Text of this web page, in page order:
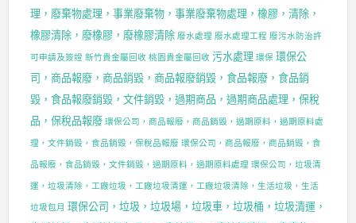
理，廢棄物處理，事業廢棄物，事業廢棄物處理，橡膠，清除，
橡膠清除，廢橡膠，廢橡膠清除 廢水處理 廢水處理工程 廢污水防治許
可申請及簽證 新竹貴金屬回收 桃園貴金屬回收 污水處理 環保 環保公
司，商品報廢，商品銷毀，商品報廢銷毀，食品報廢，食品銷
毀，食品報廢銷毀，文件銷毀，過期商品，過期商品處理，保稅
品，保稅品報廢 環保公司，商品報廢，商品銷毀，過期原料，過期原料處
理，文件銷毀，食品銷毀，保稅品報廢 環保公司，商品報廢，商品銷毀，食
品報廢，食品銷毀，文件銷毀，過期原料，過期原料處理 環保公司，垃圾清
運，垃圾清除，工廠垃圾，工廠垃圾清運，工廠垃圾清除，生活垃圾，生活
垃圾包月 環保公司，垃圾，垃圾場，垃圾車，垃圾桶，垃圾清運，